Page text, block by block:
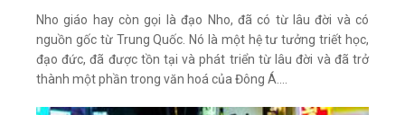
Nho giáo hay còn gọi là đạo Nho, đã có từ lâu đời và có
nguồn gốc từ Trung Quốc. Nó là một hệ tư tưởng triết học,
đạo đức, đã được tồn tại và phát triển từ lâu đời và đã trở
thành một phần trong văn hoá của Đông Á....